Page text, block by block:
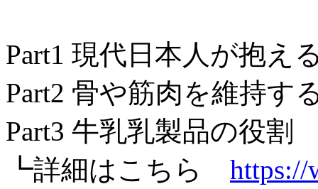
Part1 現代日本人が抱え
Part2 骨や筋肉を維持す
Part3 牛乳乳製品の役割
┗詳細はこちら https://